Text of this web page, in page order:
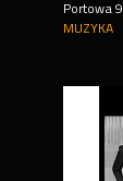
Portowa 9
MUZYKA